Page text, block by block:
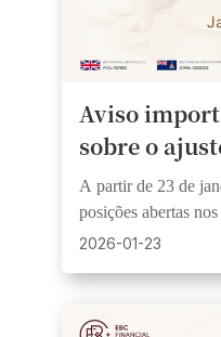
Aviso
sobre o
margem
do mercado
A partir de 23 de
posições abertas
do fechamento do
2026-01-23